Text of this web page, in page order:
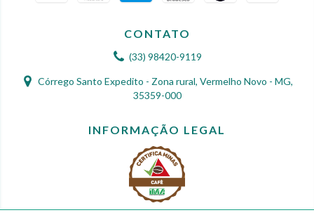
CONTATO
(33) 98420-9119
Córrego Santo Expedito - Zona rural, Vermelho Novo - MG,
35359-000
INFORMAÇÃO LEGAL